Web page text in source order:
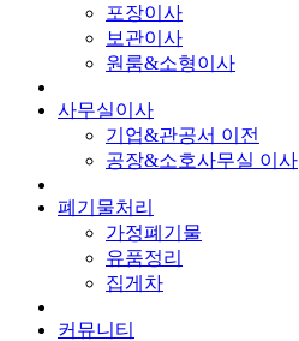
포장이사
보관이사
원룸&소형이사
사무실이사
기업&관공서 이전
공장&소호사무실 이사
폐기물처리
가정폐기물
유품정리
집게차
커뮤니티